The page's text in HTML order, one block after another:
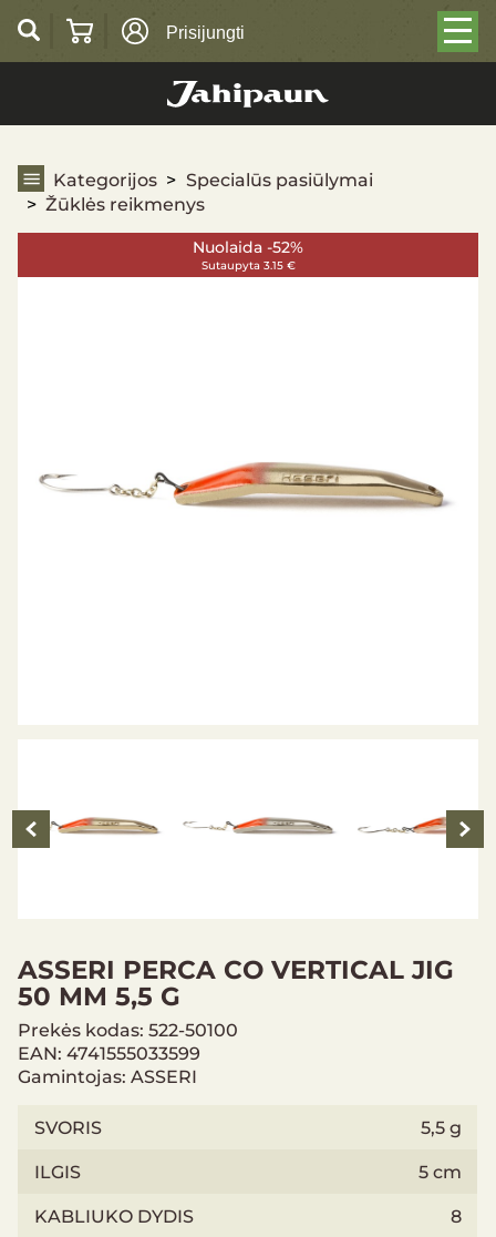
Prisijungti
Kategorijos
Specialūs pasiūlymai
Žūklės reikmenys
Nuolaida -52%
Sutaupyta 3.15 €
ASSERI PERCA CO VERTICAL JIG
50 MM 5,5 G
Prekės kodas: 522-50100
EAN: 4741555033599
Gamintojas: ASSERI
SVORIS
5,5 g
ILGIS
5 cm
KABLIUKO DYDIS
8